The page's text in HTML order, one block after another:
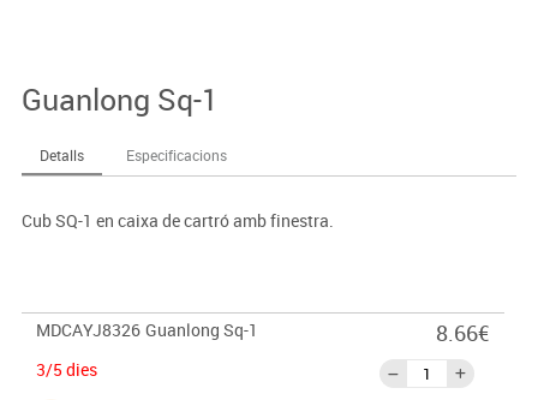
Guanlong Sq-1
Detalls Especificacions
Cub SQ-1 en caixa de cartró amb finestra.
MDCAYJ8326 Guanlong Sq-1
3/5 dies
8.66€